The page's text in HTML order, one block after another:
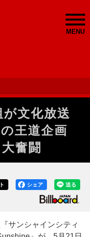
MENU
文化放送
王道企画
奮闘
送る
シェア
サンシャインシティ